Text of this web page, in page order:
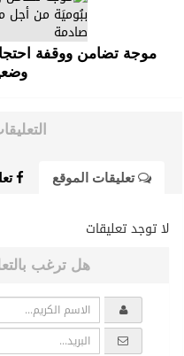
موجة تضامن ووقفة
تعليقات الموقع
لا توجد تعليقات
هل ترغب